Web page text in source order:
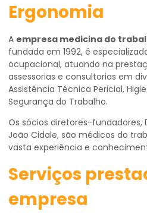
Ergonomia
A empresa medicina do
fundada em 1992, é
ocupacional, atuando na
assessorias e consultorias em
Assistência Técnica Pericial,
Segurança do Trabalho.
Os sócios diretores-fundadores,
João Cidale, são médicos do
vasta experiência e
Serviços
empresa